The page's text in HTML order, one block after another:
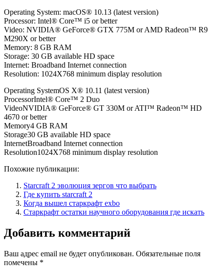
Operating System: macOS® 10.13 (latest version)
Processor: Intel® Core™ i5 or better
Video: NVIDIA® GeForce® GTX 775M or AMD Radeon™ R9
M290X or better
Memory: 8 GB RAM
Storage: 30 GB available HD space
Internet: Broadband Internet connection
Resolution: 1024X768 minimum display resolution
Operating SystemOS X® 10.11 (latest version)
ProcessorIntel® Core™ 2 Duo
VideoNVIDIA® GeForce® GT 330M or ATI™ Radeon™ HD
4670 or better
Memory4 GB RAM
Storage30 GB available HD space
InternetBroadband Internet connection
Resolution1024X768 minimum display resolution
Похожие публикации:
Starcraft 2 эволюция зергов что выбрать
Где купить starcraft 2
Когда вышел старкрафт exbo
Старкрафт остатки научного оборудования где искать
Добавить комментарий
Ваш адрес email не будет опубликован. Обязательные поля
помечены *